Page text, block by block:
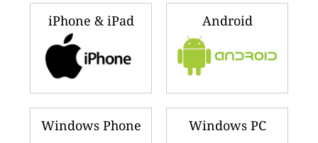
iPhone & iPad Android
Windows Phone Windows PC